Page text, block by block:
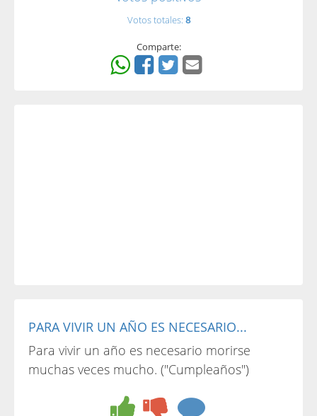
Votos totales: 8
Comparte:
PARA VIVIR UN AÑO ES NECESARIO...
Para vivir un año es necesario morirse
muchas veces mucho. ("Cumpleaños")